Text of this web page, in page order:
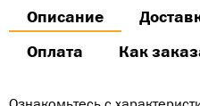
Описание
Оплата Как